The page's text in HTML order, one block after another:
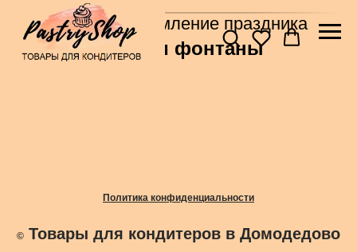
Главная → Оформление праздника
Свечи и фонтаны
Политика конфиденциальности
© Товары для кондитеров в Домодедово